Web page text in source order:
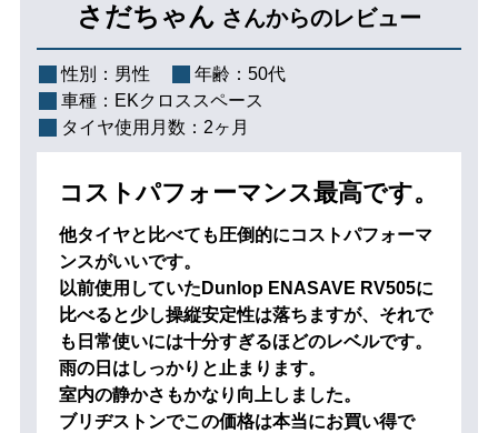
さだちゃん さんからのレビュー
性別： 男性 年齢： 50代
車種： EKクロススペース
タイヤ使用月数： 2ヶ月
コストパフォーマンス最高です。
他タイヤと比べても圧倒的にコストパフォーマ
ンスがいいです。
以前使用していたDunlop ENASAVE RV505に
比べると少し操縦安定性は落ちますが、それで
も日常使いには十分すぎるほどのレベルです。
雨の日はしっかりと止まります。
室内の静かさもかなり向上しました。
ブリヂストンでこの価格は本当にお買い得で